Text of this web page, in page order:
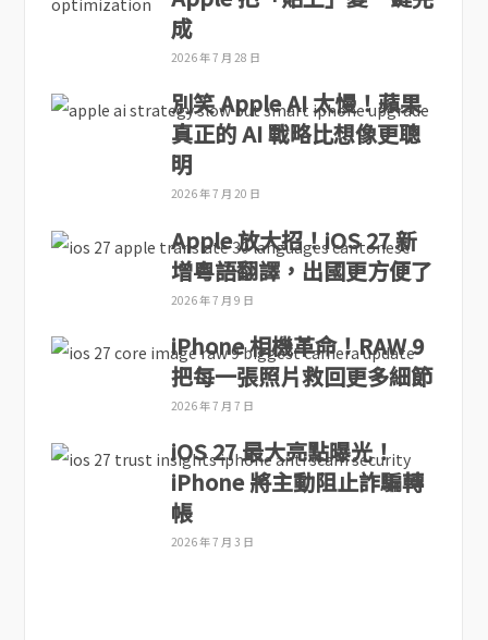
成
2026 年 7 月 28 日
別笑 Apple AI 太慢！蘋果
真正的 AI 戰略比想像更聰
明
2026 年 7 月 20 日
Apple 放大招！iOS 27 新
增粵語翻譯，出國更方便了
2026 年 7 月 9 日
iPhone 相機革命！RAW 9
把每一張照片救回更多細節
2026 年 7 月 7 日
iOS 27 最大亮點曝光！
iPhone 將主動阻止詐騙轉
帳
2026 年 7 月 3 日